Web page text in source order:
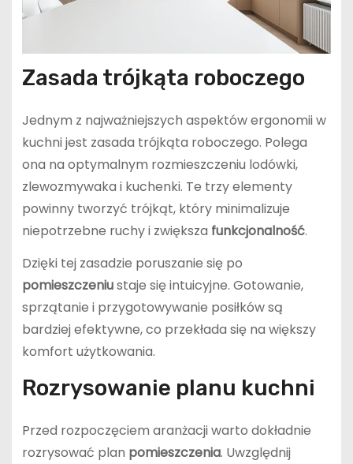
Zasada trójkąta roboczego
Jednym z najważniejszych aspektów ergonomii w
kuchni jest zasada trójkąta roboczego. Polega
ona na optymalnym rozmieszczeniu lodówki,
zlewozmywaka i kuchenki. Te trzy elementy
powinny tworzyć trójkąt, który minimalizuje
niepotrzebne ruchy i zwiększa funkcjonalność.
Dzięki tej zasadzie poruszanie się po
pomieszczeniustaje się intuicyjne. Gotowanie,
sprzątanie i przygotowywanie posiłków są
bardziej efektywne, co przekłada się na większy
komfort użytkowania.
Rozrysowanie planu kuchni
Przed rozpoczęciem aranżacji warto dokładnie
rozrysować plan pomieszczenia. Uwzględnij